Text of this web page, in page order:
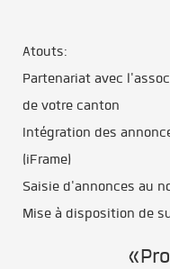
Atouts:
Partenariat avec
de votre canton
Intégration des
(iFrame)
Saisie d'annonces au
Mise à disposition de